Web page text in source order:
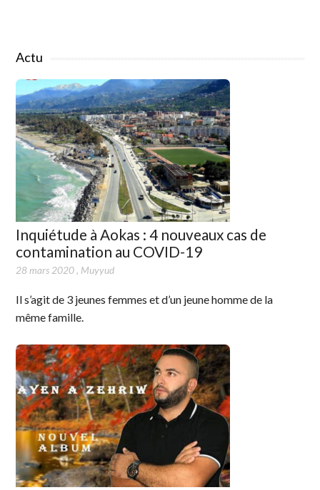
Actu
Inquiétude à Aokas : 4 nouveaux cas de
contamination au COVID-19
28 mars 2020, Muyyud
Il s’agit de 3 jeunes femmes et d’un jeune homme de la
même famille.